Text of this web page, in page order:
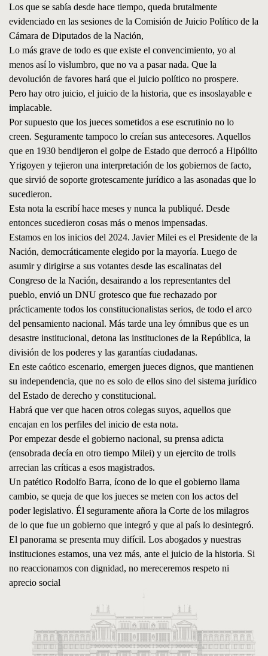
Los que se sabía desde hace tiempo, queda brutalmente
evidenciado en las sesiones de la Comisión de Juicio Político de la
Cámara de Diputados de la Nación,
Lo más grave de todo es que existe el convencimiento, yo al
menos así lo vislumbro, que no va a pasar nada. Que la
devolución de favores hará que el juicio político no prospere.
Pero hay otro juicio, el juicio de la historia, que es insoslayable e
implacable.
Por supuesto que los jueces sometidos a ese escrutinio no lo
creen. Seguramente tampoco lo creían sus antecesores. Aquellos
que en 1930 bendijeron el golpe de Estado que derrocó a Hipólito
Yrigoyen y tejieron una interpretación de los gobiernos de facto,
que sirvió de soporte grotescamente jurídico a las asonadas que lo
sucedieron.
Esta nota la escribí hace meses y nunca la publiqué. Desde
entonces sucedieron cosas más o menos impensadas.
Estamos en los inicios del 2024. Javier Milei es el Presidente de la
Nación, democráticamente elegido por la mayoría. Luego de
asumir y dirigirse a sus votantes desde las escalinatas del
Congreso de la Nación, desairando a los representantes del
pueblo, envió un DNU grotesco que fue rechazado por
prácticamente todos los constitucionalistas serios, de todo el arco
del pensamiento nacional. Más tarde una ley ómnibus que es un
desastre institucional, detona las instituciones de la República, la
división de los poderes y las garantías ciudadanas.
En este caótico escenario, emergen jueces dignos, que mantienen
su independencia, que no es solo de ellos sino del sistema jurídico
del Estado de derecho y constitucional.
Habrá que ver que hacen otros colegas suyos, aquellos que
encajan en los perfiles del inicio de esta nota.
Por empezar desde el gobierno nacional, su prensa adicta
(ensobrada decía en otro tiempo Milei) y un ejercito de trolls
arrecian las críticas a esos magistrados.
Un patético Rodolfo Barra, ícono de lo que el gobierno llama
cambio, se queja de que los jueces se meten con los actos del
poder legislativo. Él seguramente añora la Corte de los milagros
de lo que fue un gobierno que integró y que al país lo desintegró.
El panorama se presenta muy difícil. Los abogados y nuestras
instituciones estamos, una vez más, ante el juicio de la historia. Si
no reaccionamos con dignidad, no mereceremos respeto ni
aprecio social